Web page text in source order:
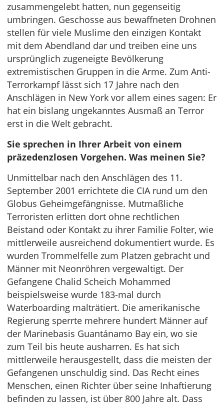
zusammengelebt hatten, nun gegenseitig
umbringen. Geschosse aus bewaffneten Drohnen
stellen für viele Muslime den einzigen Kontakt
mit dem Abendland dar und treiben eine uns
ursprünglich zugeneigte Bevölkerung
extremistischen Gruppen in die Arme. Zum Anti-
Terrorkampf lässt sich 17 Jahre nach den
Anschlägen in New York vor allem eines sagen: Er
hat ein bislang ungekanntes Ausmaß an Terror
erst in die Welt gebracht.
Sie sprechen in Ihrer Arbeit von einem
präzedenzlosen Vorgehen. Was meinen Sie?
Unmittelbar nach den Anschlägen des 11.
September 2001 errichtete die CIA rund um den
Globus Geheimgefängnisse. Mutmaßliche
Terroristen erlitten dort ohne rechtlichen
Beistand oder Kontakt zu ihrer Familie Folter, wie
mittlerweile ausreichend dokumentiert wurde. Es
wurden Trommelfelle zum Platzen gebracht und
Männer mit Neonröhren vergewaltigt. Der
Gefangene Chalid Scheich Mohammed
beispielsweise wurde 183-mal durch
Waterboarding malträtiert. Die amerikanische
Regierung sperrte mehrere hundert Männer auf
der Marinebasis Guantánamo Bay ein, wo sie
zum Teil bis heute ausharren. Es hat sich
mittlerweile herausgestellt, dass die meisten der
Gefangenen unschuldig sind. Das Recht eines
Menschen, einen Richter über seine Inhaftierung
befinden zu lassen, ist über 800 Jahre alt. Dass